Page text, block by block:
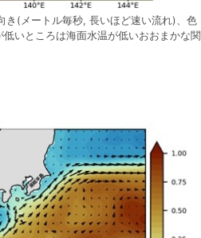
き(メートル毎秒, 長いほど速い流れ)、色
いところは海面水温が低いおおまかな関